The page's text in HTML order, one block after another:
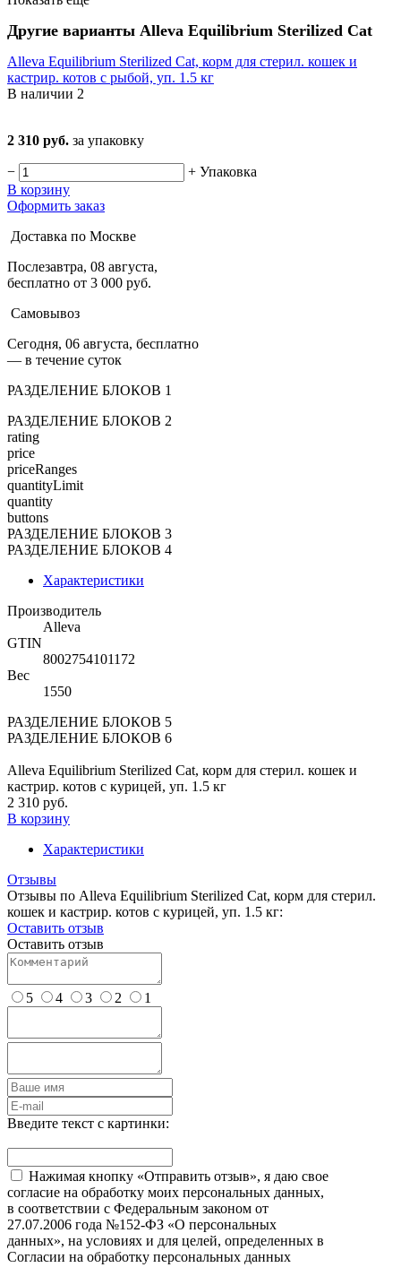
Другие варианты Alleva Equilibrium Sterilized Cat
Alleva Equilibrium Sterilized Cat, корм для стерил. кошек и
кастрир. котов с рыбой, уп. 1.5 кг
В наличии 2
2 310 руб. за упаковку
− + Упаковка
В корзину
Оформить заказ
Доставка по Москве
Послезавтра, 08 августа,
бесплатно от 3 000 руб.
Самовывоз
Сегодня, 06 августа, бесплатно
— в течение суток
РАЗДЕЛЕНИЕ БЛОКОВ 1
РАЗДЕЛЕНИЕ БЛОКОВ 2
rating
price
priceRanges
quantityLimit
quantity
buttons
РАЗДЕЛЕНИЕ БЛОКОВ 3
РАЗДЕЛЕНИЕ БЛОКОВ 4
Характеристики
Производитель
Alleva
GTIN
8002754101172
Вес
1550
РАЗДЕЛЕНИЕ БЛОКОВ 5
РАЗДЕЛЕНИЕ БЛОКОВ 6
Alleva Equilibrium Sterilized Cat, корм для стерил. кошек и
кастрир. котов с курицей, уп. 1.5 кг
2 310 руб.
В корзину
Характеристики
Отзывы
Отзывы по Alleva Equilibrium Sterilized Cat, корм для стерил.
кошек и кастрир. котов с курицей, уп. 1.5 кг:
Оставить отзыв
Оставить отзыв
5 4 3 2 1
Введите текст с картинки:
Нажимая кнопку «Отправить отзыв», я даю свое
согласие на обработку моих персональных данных,
в соответствии с Федеральным законом от
27.07.2006 года №152-ФЗ «О персональных
данных», на условиях и для целей, определенных в
Согласии на обработку персональных данных